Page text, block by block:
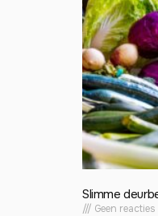
Slimme
Geen reacties